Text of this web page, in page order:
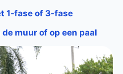
1-fase of 3-fase
muur of op een paal